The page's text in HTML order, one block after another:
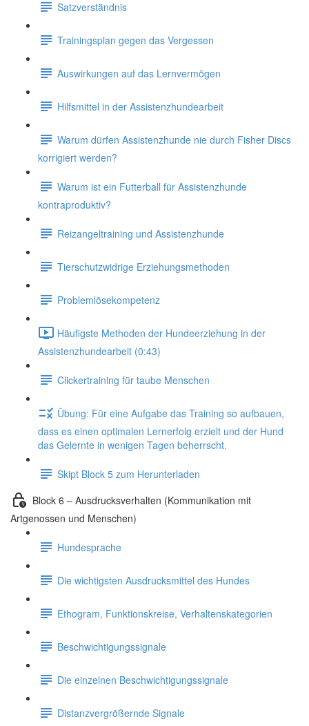
Satzverständnis
Trainingsplan gegen das Vergessen
Auswirkungen auf das Lernvermögen
Hilfsmittel in der Assistenzhundearbeit
Warum dürfen Assistenzhunde nie durch Fisher Discs
korrigiert werden?
Warum ist ein Futterball für Assistenzhunde
kontraproduktiv?
Reizangeltraining und Assistenzhunde
Tierschutzwidrige Erziehungsmethoden
Problemlösekompetenz
Häufigste Methoden der Hundeerziehung in der
Assistenzhundearbeit (0:43)
Clickertraining für taube Menschen
Übung: Für eine Aufgabe das Training so aufbauen,
dass es einen optimalen Lernerfolg erzielt und der Hund
das Gelernte in wenigen Tagen beherrscht.
Skipt Block 5 zum Herunterladen
Block 6 – Ausdrucksverhalten (Kommunikation mit
Artgenossen und Menschen)
Hundesprache
Die wichtigsten Ausdrucksmittel des Hundes
Ethogram, Funktionskreise, Verhaltenskategorien
Beschwichtigungssignale
Die einzelnen Beschwichtigungssignale
Distanzvergrößernde Signale